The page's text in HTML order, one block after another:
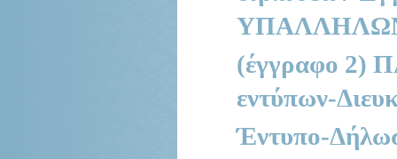
(έγγραφο 2)
εντύπων-
Έντυπο-